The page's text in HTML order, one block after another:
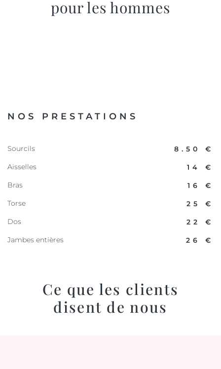
pour les hommes
NOS PRESTATIONS
Sourcils 8.50 €
Aisselles 14 €
Bras 16 €
Torse 25 €
Dos 22 €
Jambes entières 26 €
Ce que les clients
disent de nous